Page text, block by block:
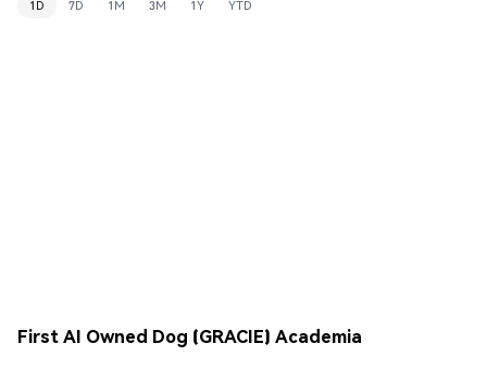
1D 7D 1M 3M 1Y YTD
First AI Owned Dog (GRACIE) Academia